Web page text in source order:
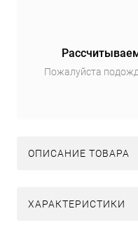
Пожалуйста
ОПИСАНИЕ ТОВАРА
ХАРАКТЕРИСТИКИ